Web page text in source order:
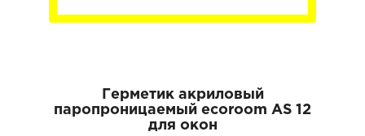
Герметик акриловый
паропроницаемый ecoroom AS 12
для окон